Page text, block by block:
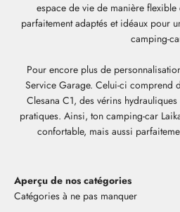
espace de vie de manière flexible
parfaitement adaptés et idéaux pour
camping-
Pour encore plus de
Service Garage. Celui-ci comprend
Clesana C1, des vérins hydrauliques
pratiques. Ainsi, ton camping-car
confortable, mais aussi
Aperçu de nos catégories